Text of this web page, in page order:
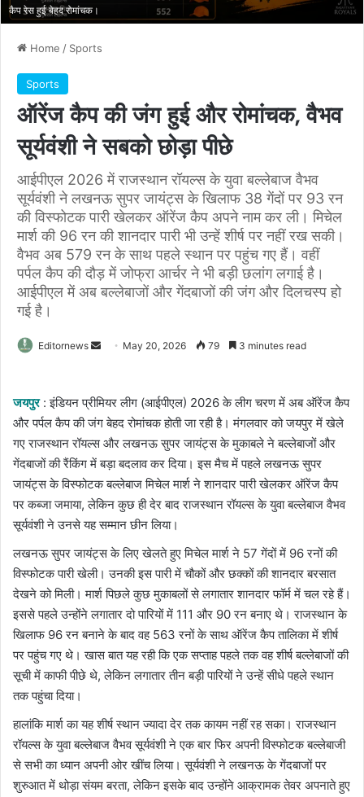
कैप रेस हुई बेहद रोमांचक।
Home / Sports
Sports
ऑरेंज कैप की जंग हुई और रोमांचक, वैभव
सूर्यवंशी ने सबको छोड़ा पीछे
आईपीएल 2026 में राजस्थान रॉयल्स के युवा बल्लेबाज वैभव
सूर्यवंशी ने लखनऊ सुपर जायंट्स के खिलाफ 38 गेंदों पर 93 रन
की विस्फोटक पारी खेलकर ऑरेंज कैप अपने नाम कर ली। मिचेल
मार्श की 96 रन की शानदार पारी भी उन्हें शीर्ष पर नहीं रख सकी।
वैभव अब 579 रन के साथ पहले स्थान पर पहुंच गए हैं। वहीं
पर्पल कैप की दौड़ में जोफ्रा आर्चर ने भी बड़ी छलांग लगाई है।
आईपीएल में अब बल्लेबाजों और गेंदबाजों की जंग और दिलचस्प हो
गई है।
Editornews
Send May 20, 2026 79 3 minutes read
जयपुर : इंडियन प्रीमियर लीग (आईपीएल) 2026 के लीग चरण में अब ऑरेंज कैप
और पर्पल कैप की जंग बेहद रोमांचक होती जा रही है। मंगलवार को जयपुर में खेले
गए राजस्थान रॉयल्स और लखनऊ सुपर जायंट्स के मुकाबले ने बल्लेबाजों और
गेंदबाजों की रैंकिंग में बड़ा बदलाव कर दिया। इस मैच में पहले लखनऊ सुपर
जायंट्स के विस्फोटक बल्लेबाज मिचेल मार्श ने शानदार पारी खेलकर ऑरेंज कैप
पर कब्जा जमाया, लेकिन कुछ ही देर बाद राजस्थान रॉयल्स के युवा बल्लेबाज वैभव
सूर्यवंशी ने उनसे यह सम्मान छीन लिया।
लखनऊ सुपर जायंट्स के लिए खेलते हुए मिचेल मार्श ने 57 गेंदों में 96 रनों की
विस्फोटक पारी खेली। उनकी इस पारी में चौकों और छक्कों की शानदार बरसात
देखने को मिली। मार्श पिछले कुछ मुकाबलों से लगातार शानदार फॉर्म में चल रहे हैं।
इससे पहले उन्होंने लगातार दो पारियों में 111 और 90 रन बनाए थे। राजस्थान के
खिलाफ 96 रन बनाने के बाद वह 563 रनों के साथ ऑरेंज कैप तालिका में शीर्ष
पर पहुंच गए थे। खास बात यह रही कि एक सप्ताह पहले तक वह शीर्ष बल्लेबाजों की
सूची में काफी पीछे थे, लेकिन लगातार तीन बड़ी पारियों ने उन्हें सीधे पहले स्थान
तक पहुंचा दिया।
हालांकि मार्श का यह शीर्ष स्थान ज्यादा देर तक कायम नहीं रह सका। राजस्थान
रॉयल्स के युवा बल्लेबाज वैभव सूर्यवंशी ने एक बार फिर अपनी विस्फोटक बल्लेबाजी
से सभी का ध्यान अपनी ओर खींच लिया। सूर्यवंशी ने लखनऊ के गेंदबाजों पर
शुरुआत में थोड़ा संयम बरता, लेकिन इसके बाद उन्होंने आक्रामक तेवर अपनाते हुए